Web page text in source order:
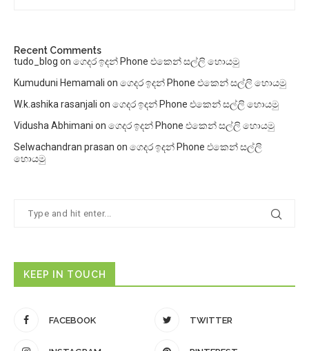
Recent Comments
tudo_blog on ගෙදර ඉදන් Phone එකෙන් සල්ලි හොයමු
Kumuduni Hemamali on ගෙදර ඉදන් Phone එකෙන් සල්ලි හොයමු
W.k.ashika rasanjali on ගෙදර ඉදන් Phone එකෙන් සල්ලි හොයමු
Vidusha Abhimani on ගෙදර ඉදන් Phone එකෙන් සල්ලි හොයමු
Selwachandran prasan on ගෙදර ඉදන් Phone එකෙන් සල්ලි
හොයමු
KEEP IN TOUCH
FACEBOOK TWITTER